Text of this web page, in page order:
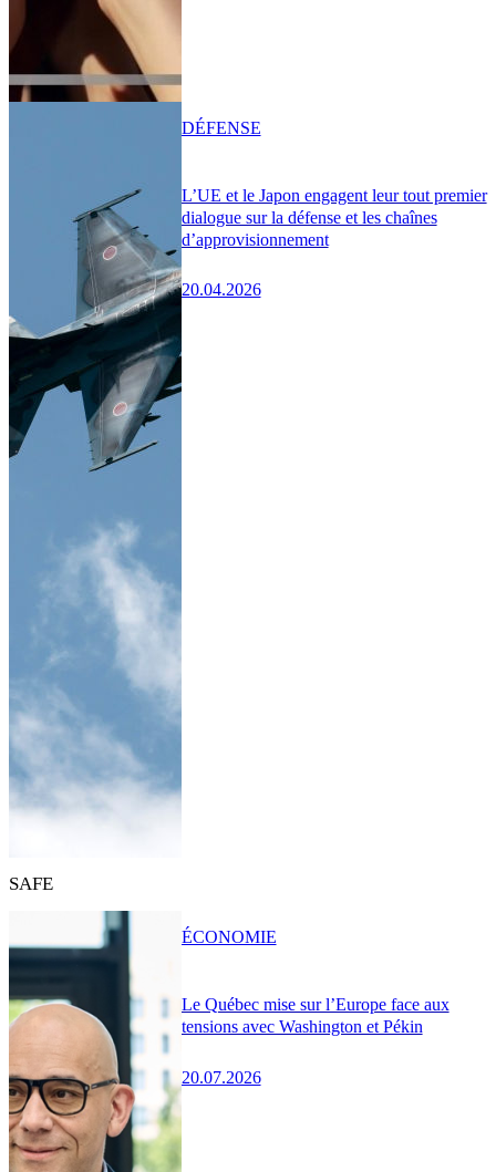
L’UE et le Japon engagent leur tout premier
dialogue sur la défense et les chaînes
d’approvisionnement
20.04.2026
DÉFENSE
SAFE
Le Québec mise sur l’Europe face aux
tensions avec Washington et Pékin
20.07.2026
ÉCONOMIE